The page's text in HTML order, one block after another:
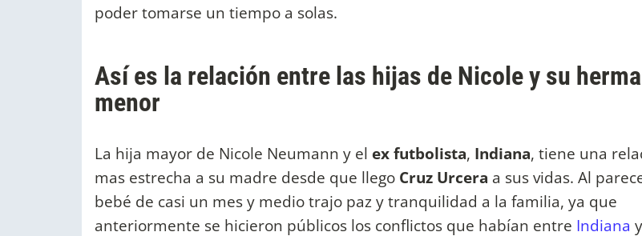
poder tomarse un tiempo a solas.
Así es la relación entre las hijas de Nicole y su
menor
La hija mayor de Nicole Neumann y el ex futbolista, Indiana, tiene una
mas estrecha a su madre desde que llego Cruz Urcera a sus vidas. Al
bebé de casi un mes y medio trajo paz y tranquilidad a la familia, ya que
anteriormente se hicieron públicos los conflictos que habían entre Indiana